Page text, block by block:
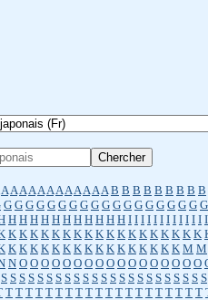
A A A A A A A A A A A A B B B B B B B B B
G G G G G G G G G G G G G G G G G G G
H H H H H H H H H H H I I I I I I I I I I I I I
K K K K K K K K K K K K K K K K K K
K K K K K K K K K K K K K K K K M M
N O O O O O O O O O O O O O O O O O
S S S S S S S S S S S S S S S S S S S S S S S
T T T T T T T T T T T T T T T T T T T T